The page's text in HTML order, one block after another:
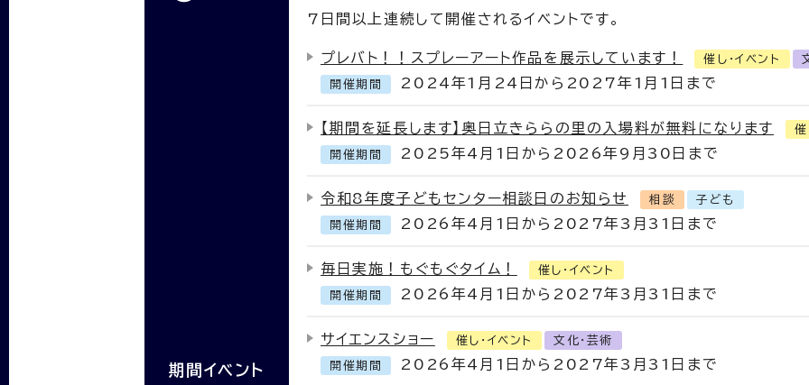
期間イベント
7 日間以上連続して開催されるイベントです。
プレバト！！スプレーアート作品を展示しています！ 催し・イベント
開催期間 2024年1月24日から2027年1月1日まで
【期間を延長します】奥日立きららの里の入場料が無料になります 催
開催期間 2025年4月1日から2026年9月30日まで
令和8年度子どもセンター相談日のお知らせ 相談 子ども
開催期間 2026年4月1日から2027年3月31日まで
毎日実施！もぐもぐタイム！ 催し・イベント
開催期間 2026年4月1日から2027年3月31日まで
サイエンスショー 催し・イベント 文化・芸術
開催期間 2026年4月1日から2027年3月31日まで